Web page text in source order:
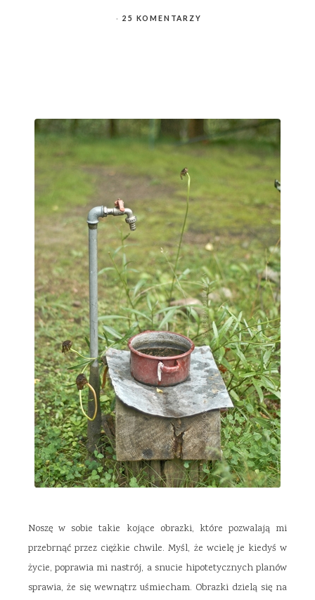
25 KOMENTARZY
Noszę w sobie takie kojące obrazki, które pozwalają mi
przebrnąć przez ciężkie chwile. Myśl, że wcielę je kiedyś w
życie, poprawia mi nastrój, a snucie hipotetycznych planów
sprawia, że się wewnątrz uśmiecham. Obrazki dzielą się na